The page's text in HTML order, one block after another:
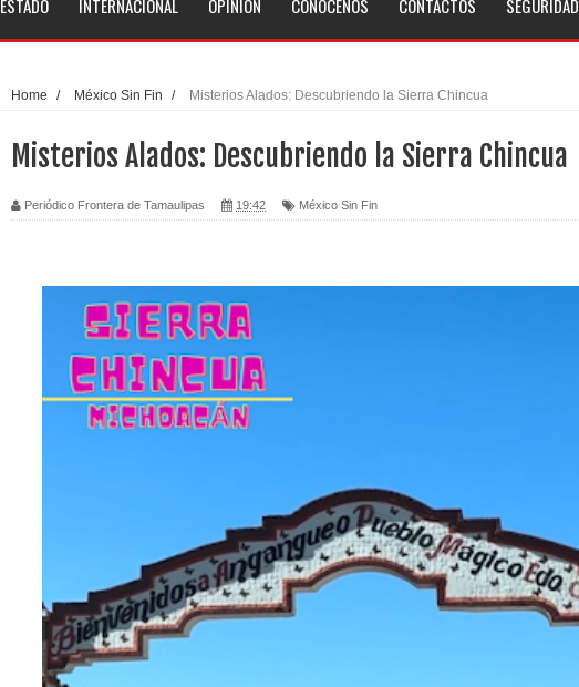
ESTADO INTERNACIONAL OPINION CONOCENOS CONTACTOS SEGURIDAD
Home / México Sin Fin / Misterios Alados: Descubriendo la Sierra Chincua
Misterios Alados: Descubriendo la Sierra Chincua
Periódico Frontera de Tamaulipas 19:42 México Sin Fin